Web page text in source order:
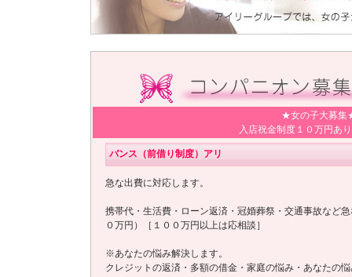
★女の子大募集
入店祝金制度１０万円あ
バンス（前借り制度）アリ
急な出費に対応します。
携帯代・生活費・ローン返済・冠婚葬祭・交通事故など
０万円）［１００万円以上は応相談］
※あなたの悩み解決します。
クレジットの返済・多額の借金・家庭の悩み・あなたの